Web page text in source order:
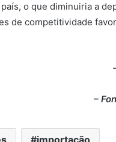
país, o que diminuiria a
de competitividade
–